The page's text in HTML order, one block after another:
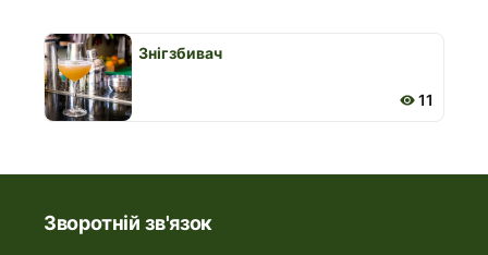
11
Знігзбивач
Зворотній зв'язок